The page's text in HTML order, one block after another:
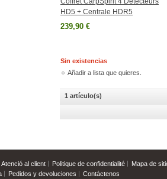
HD5 + Centrale HDR5
239,90 €
Sin existencias
Añadir a lista que quieres.
1 artículo(s)
Atenció al client Politique de confidentialité
Mapa de
Pedidos y devoluciones
Contáctenos